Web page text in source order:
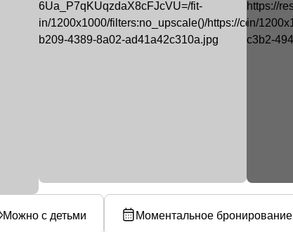
Можно с детьми Моментальное бронирование